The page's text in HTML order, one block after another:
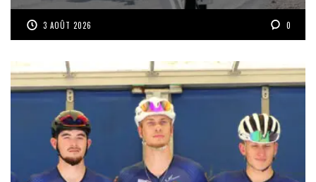
3 AOÛT 2026 0